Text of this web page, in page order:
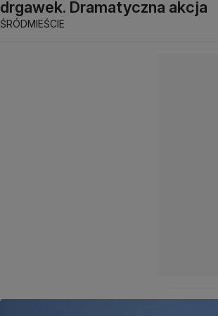
drgawek. Dramatyczna akcja
ŚRÓDMIEŚCIE